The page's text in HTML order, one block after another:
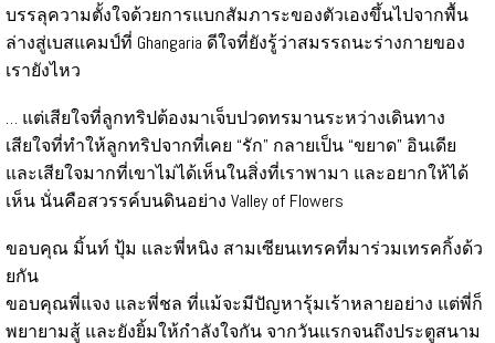
บรรลุความตั้งใจด้วยการแบกสัมภาระของตัวเองขึ้นไปจากพื้น
ล่างสู่เบสแคมป์ที่ Ghangaria ดีใจที่ยังรู้ว่าสมรรถนะร่างกายของ
เรายังไหว
… แต่เสียใจที่ลูกทริปต้องมาเจ็บปวดทรมานระหว่างเดินทาง
เสียใจที่ทำให้ลูกทริปจากที่เคย “รัก" กลายเป็น “ขยาด” อินเดีย
และเสียใจมากที่เขาไม่ได้เห็นในสิ่งที่เราพามา และอยากให้ได้
เห็น นั่นคือสวรรค์บนดินอย่าง Valley of Flowers
ขอบคุณ มิ้นท์ ปุ้ม และพี่หนิง สามเซียนเทรคที่มาร่วมเทรคกิ้งด้ว
ยกัน
ขอบคุณพี่แจง และพี่ชล ที่แม้จะมีปัญหารุ้มเร้าหลายอย่าง แต่พี่ก็
พยายามสู้ และยังยิ้มให้กำลังใจกัน จากวันแรกจนถึงประตูสนาม